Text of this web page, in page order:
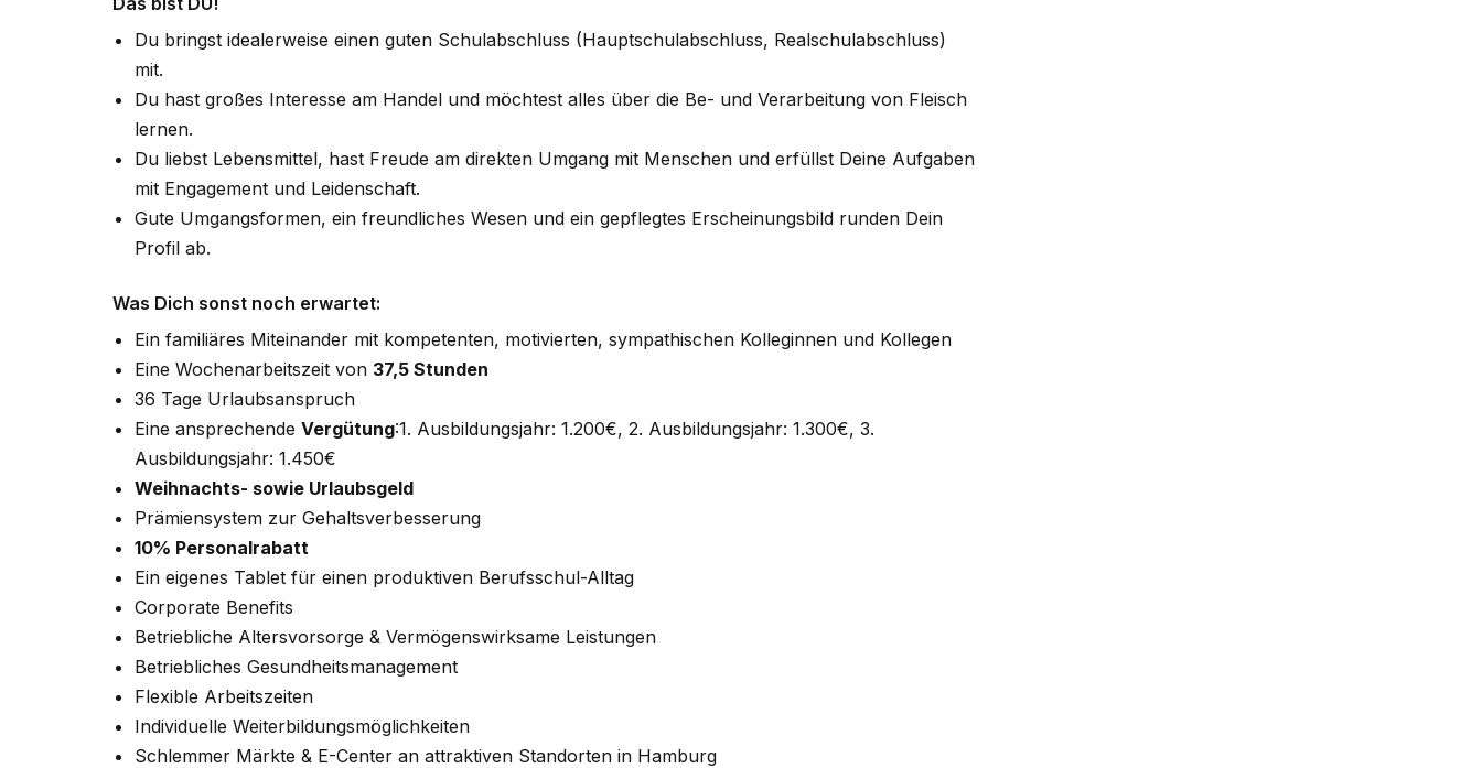
Du bringst idealerweise einen guten Schulabschluss (Hauptschulabschluss, Realschulabschluss)
mit.
Du hast großes Interesse am Handel und möchtest alles über die Be- und Verarbeitung von Fleisch
lernen.
Du liebst Lebensmittel, hast Freude am direkten Umgang mit Menschen und erfüllst Deine Aufgaben
mit Engagement und Leidenschaft.
Gute Umgangsformen, ein freundliches Wesen und ein gepflegtes Erscheinungsbild runden Dein
Profil ab.
Was Dich sonst noch erwartet:
Ein familiäres Miteinander mit kompetenten, motivierten, sympathischen Kolleginnen und Kollegen
Eine Wochenarbeitszeit von 37,5 Stunden
36 Tage Urlaubsanspruch
Eine ansprechende Vergütung:1. Ausbildungsjahr: 1.200€, 2. Ausbildungsjahr: 1.300€, 3.
Ausbildungsjahr: 1.450€
Weihnachts- sowie Urlaubsgeld
Prämiensystem zur Gehaltsverbesserung
10% Personalrabatt
Ein eigenes Tablet für einen produktiven Berufsschul-Alltag
Corporate Benefits
Betriebliche Altersvorsorge & Vermögenswirksame Leistungen
Betriebliches Gesundheitsmanagement
Flexible Arbeitszeiten
Individuelle Weiterbildungsmöglichkeiten
Schlemmer Märkte & E-Center an attraktiven Standorten in Hamburg